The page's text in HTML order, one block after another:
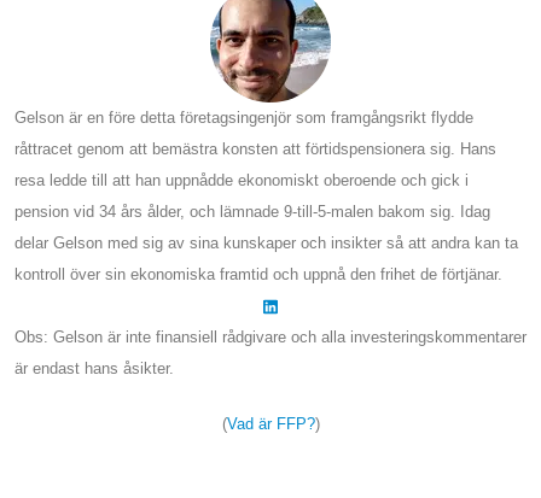
Gelson är en före detta företagsingenjör som framgångsrikt flydde
råttracet genom att bemästra konsten att förtidspensionera sig. Hans
resa ledde till att han uppnådde ekonomiskt oberoende och gick i
pension vid 34 års ålder, och lämnade 9-till-5-malen bakom sig. Idag
delar Gelson med sig av sina kunskaper och insikter så att andra kan ta
kontroll över sin ekonomiska framtid och uppnå den frihet de förtjänar.
Obs: Gelson är inte finansiell rådgivare och alla investeringskommentarer
är endast hans åsikter.
(Vad är FFP?)